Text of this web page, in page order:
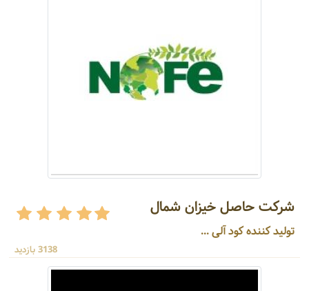
شرکت حاصل خیزان شمال
تولید کننده کود آلی ...
3138 بازدید